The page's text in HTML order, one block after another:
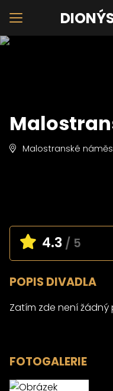
Malostranské
4.3 / 5
POPIS DIVADLA
Zatím zde není žádný
FOTOGALERIE